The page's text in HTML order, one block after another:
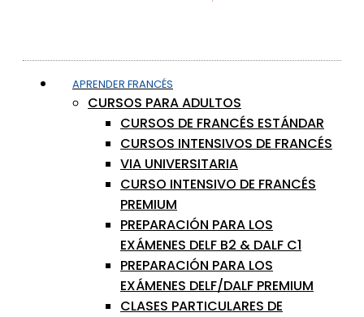
APRENDER FRANCÉS
CURSOS PARA ADULTOS
CURSOS DE FRANCÉS ESTÁNDAR
CURSOS INTENSIVOS DE FRANCÉS
VIA UNIVERSITARIA
CURSO INTENSIVO DE FRANCÉS
PREMIUM
PREPARACIÓN PARA LOS
EXÁMENES DELF B2 & DALF C1
PREPARACIÓN PARA LOS
EXÁMENES DELF/DALF PREMIUM
CLASES PARTICULARES DE